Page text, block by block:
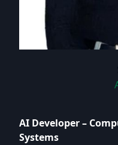
AI Developer –
Systems